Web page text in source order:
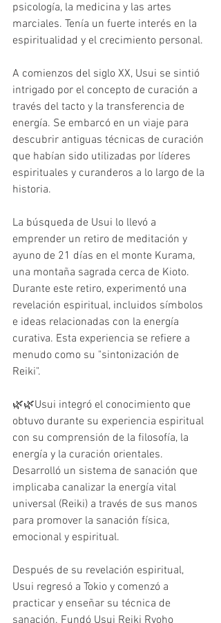
psicología, la medicina y las artes
marciales. Tenía un fuerte interés en la
espiritualidad y el crecimiento personal.
A comienzos del siglo XX, Usui se sintió
intrigado por el concepto de curación a
través del tacto y la transferencia de
energía. Se embarcó en un viaje para
descubrir antiguas técnicas de curación
que habían sido utilizadas por líderes
espirituales y curanderos a lo largo de la
historia.
La búsqueda de Usui lo llevó a
emprender un retiro de meditación y
ayuno de 21 días en el monte Kurama,
una montaña sagrada cerca de Kioto.
Durante este retiro, experimentó una
revelación espiritual, incluidos símbolos
e ideas relacionadas con la energía
curativa. Esta experiencia se refiere a
menudo como su "sintonización de
Reiki".
🌿🌿Usui integró el conocimiento que
obtuvo durante su experiencia espiritual
con su comprensión de la filosofía, la
energía y la curación orientales.
Desarrolló un sistema de sanación que
implicaba canalizar la energía vital
universal (Reiki) a través de sus manos
para promover la sanación física,
emocional y espiritual.
Después de su revelación espiritual,
Usui regresó a Tokio y comenzó a
practicar y enseñar su técnica de